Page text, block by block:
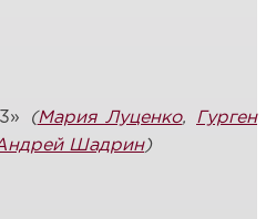
(Мария Луценко,
Гурген
Шадрин)